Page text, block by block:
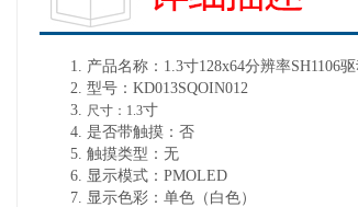
1. 产品名称： 1.3寸128x64分辨率SH1106
2. 型号： KD013SQOIN012
3.
尺寸： 1.3寸
4. 是否带触摸： 否
5. 触摸类型： 无
6. 显示模式： PMOLED
7. 显示色彩： 单色（白色）